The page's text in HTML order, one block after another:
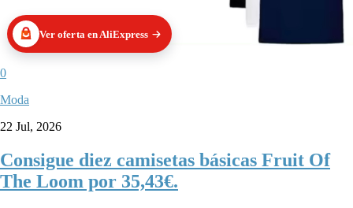
Ver oferta en AliExpress
0
Moda
22 Jul, 2026
Consigue diez camisetas básicas Fruit Of
The Loom por 35,43€.